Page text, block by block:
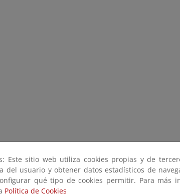
Este sitio web utiliza cookies propias y de
del usuario y obtener datos estadísticos de
qué tipo de cookies permitir. Para más
Política de Cookies